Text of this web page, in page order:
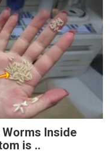
Inside
is ..